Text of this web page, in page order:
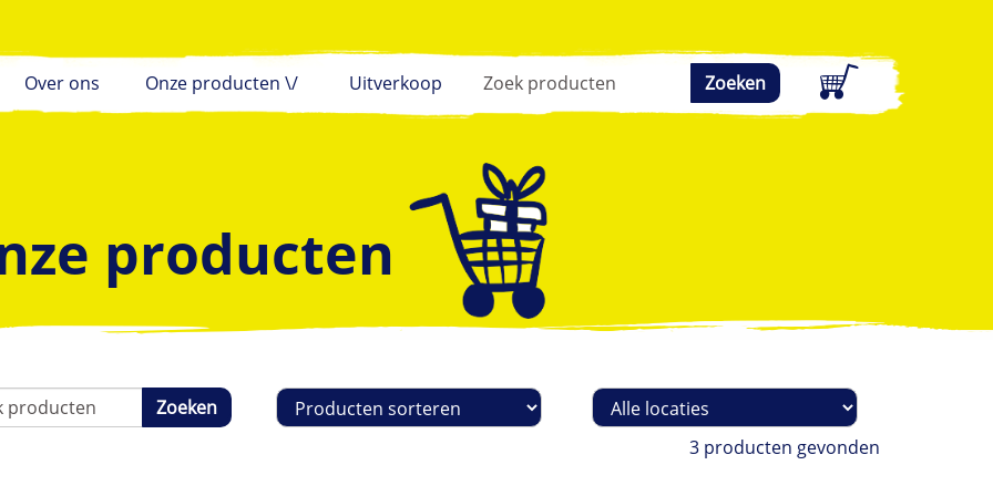
Over ons Onze producten \/ Uitverkoop Zoeken
producten
Zoeken Sorteren
Filteren
op
3 producten gevonden